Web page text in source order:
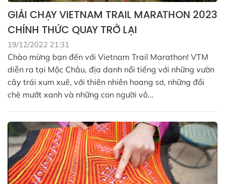
GIẢI CHẠY VIETNAM TRAIL MARATHON 2023
CHÍNH THỨC QUAY TRỞ LẠI
19/12/2022 21:31
Chào mừng bạn đến với Vietnam Trail Marathon! VTM
diễn ra tại Mộc Châu, địa danh nổi tiếng với những vườn
cây trái xum xuê, với thiên nhiên hoang sơ, những đồi
chè mướt xanh và những con người vô...